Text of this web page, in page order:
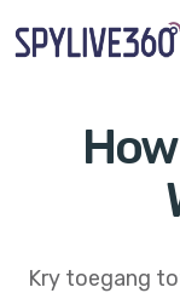
Kry toegang